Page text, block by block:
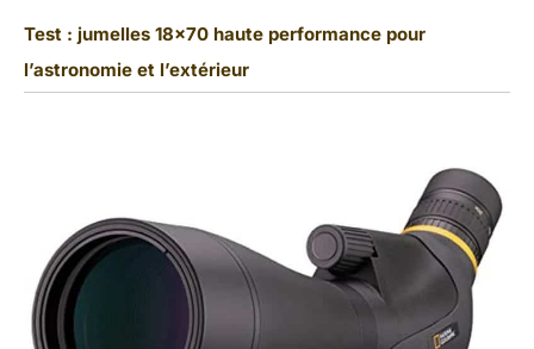
Test : jumelles 18×70 haute performance pour
l’astronomie et l’extérieur